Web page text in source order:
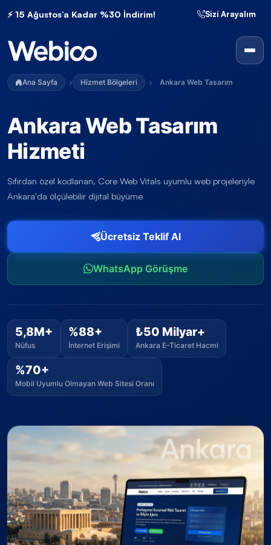
⚡ 15 Ağustos’a Kadar %30 İndirim! Sizi Arayalım
Webioo Ana Sayfa
Ana Sayfa Hizmet Bölgeleri Ankara Web Tasarım
Ankara Web Tasarım
Hizmeti
Sıfırdan özel kodlanan, Core Web Vitals uyumlu web projeleriyle
Ankara'da ölçülebilir dijital büyüme
Ücretsiz Teklif Al
WhatsApp Görüşme
5,8M+
Nüfus
%88+
İnternet Erişimi
₺50 Milyar+
Ankara E-Ticaret Hacmi
%70+
Mobil Uyumlu Olmayan Web Sitesi Oranı